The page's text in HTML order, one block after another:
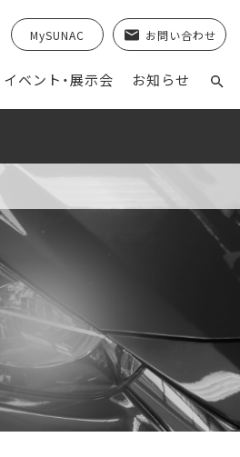
MySUNAC お問い合わせ
イベント・展示会 お知らせ